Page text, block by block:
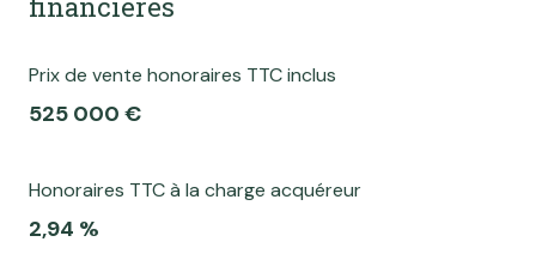
Prix de vente honoraires TTC inclus
525 000 €
Honoraires TTC à la charge acquéreur
2,94 %